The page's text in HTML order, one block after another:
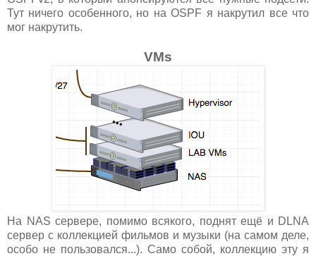
Тут ничего особенного, но на OSPF я накрутил все что
мог накрутить.
VMs
На NAS сервере, помимо всякого, поднят ещё и DLNA
сервер с коллекцией фильмов и музыки (на самом деле,
особо не пользовался...). Само собой, коллекцию эту я